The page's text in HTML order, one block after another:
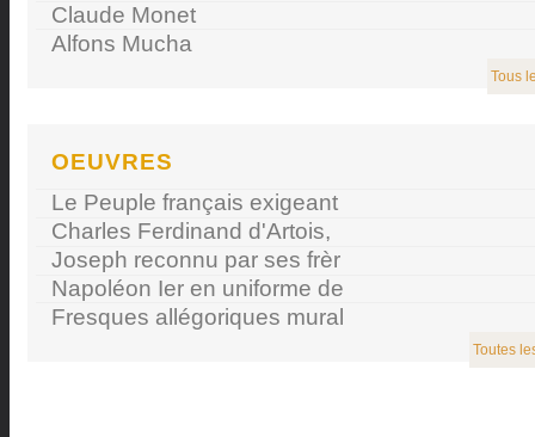
Claude Monet
Alfons Mucha
Tous
OEUVRES
Le Peuple français exigeant
Charles Ferdinand d'Artois,
Joseph reconnu par ses frèr
Napoléon Ier en uniforme de
Fresques allégoriques mural
Toutes